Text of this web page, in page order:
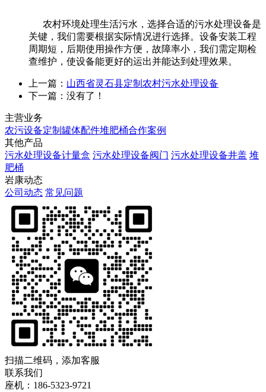
农村环境处理生活污水，选择合适的污水处理设备是
关键，我们需要根据实际情况进行选择。设备安装工程
周期短，后期使用操作方便，故障率小，我们需定期检
查维护，使设备能更好的运出并能达到处理效果。
上一篇： 山西省灵石县定制农村污水处理设备
下一篇：没有了！
主营业务
农污设备定制 罐体配件堆肥桶合作案例
其他产品
污水处理设备计量盒 污水处理设备阀门 污水处理设备井盖 堆
肥桶
岩康动态
公司动态 常见问题
扫描二维码，添加客服
联系我们
座机：186-5323-9721